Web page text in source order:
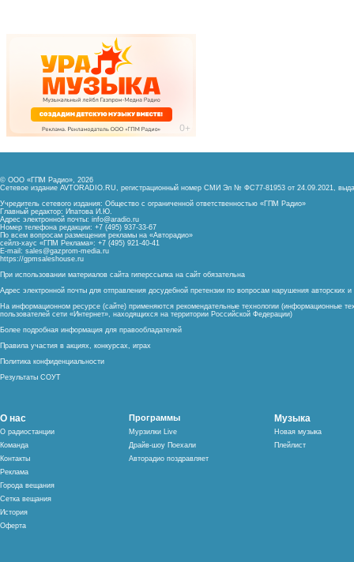
© ООО «ГПМ Радио», 2026
Сетевое издание AVTORADIO.RU, регистрационный номер СМИ Эл № ФС77-81953 от 24.09.2021,
Учредитель сетевого издания: Общество с ограниченной ответственностью «ГПМ Радио»
Главный редактор: Ипатова И.Ю.
Адрес электронной почты: info@aradio.ru
Номер телефона редакции: +7 (495) 937-33-67
По всем вопросам размещения рекламы на «Авторадио»
сейлз-хаус «ГПМ Реклама»: +7 (495) 921-40-41
E-mail: sales@gazprom-media.ru
https://gpmsaleshouse.ru
При использовании материалов сайта гиперссылка на сайт обязательна
Адрес электронной почты для отправления досудебной претензии по вопросам нарушения авторских
На информационном ресурсе (сайте) применяются рекомендательные технологии (информационные
пользователей сети «Интернет», находящихся на территории Российской Федерации)
Более подробная информация для правообладателей
Правила участия в акциях, конкурсах, играх
Политика конфиденциальности
Результаты СОУТ
О нас
О радиостанции
Команда
Контакты
Реклама
Города вещания
Сетка вещания
История
Оферта
Программы
Мурзилки Live
Драйв-шоу Поехали
Авторадио поздравляет
Музыка
Новая музыка
Плейлист